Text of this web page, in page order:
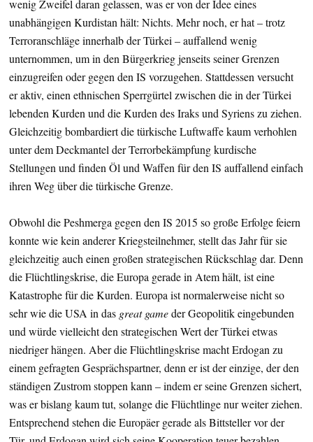
wenig Zweifel daran gelassen, was er von der Idee eines
unabhängigen Kurdistan hält: Nichts. Mehr noch, er hat – trotz
Terroranschläge innerhalb der Türkei – auffallend wenig
unternommen, um in den Bürgerkrieg jenseits seiner Grenzen
einzugreifen oder gegen den IS vorzugehen. Stattdessen versucht
er aktiv, einen ethnischen Sperrgürtel zwischen die in der Türkei
lebenden Kurden und die Kurden des Iraks und Syriens zu ziehen.
Gleichzeitig bombardiert die türkische Luftwaffe kaum verhohlen
unter dem Deckmantel der Terrorbekämpfung kurdische
Stellungen und finden Öl und Waffen für den IS auffallend einfach
ihren Weg über die türkische Grenze.
Obwohl die Peshmerga gegen den IS 2015 so große Erfolge feiern
konnte wie kein anderer Kriegsteilnehmer, stellt das Jahr für sie
gleichzeitig auch einen großen strategischen Rückschlag dar. Denn
die Flüchtlingskrise, die Europa gerade in Atem hält, ist eine
Katastrophe für die Kurden. Europa ist normalerweise nicht so
sehr wie die USA in das great gameder Geopolitik eingebunden
und würde vielleicht den strategischen Wert der Türkei etwas
niedriger hängen. Aber die Flüchtlingskrise macht Erdogan zu
einem gefragten Gesprächspartner, denn er ist der einzige, der den
ständigen Zustrom stoppen kann – indem er seine Grenzen sichert,
was er bislang kaum tut, solange die Flüchtlinge nur weiter ziehen.
Entsprechend stehen die Europäer gerade als Bittsteller vor der